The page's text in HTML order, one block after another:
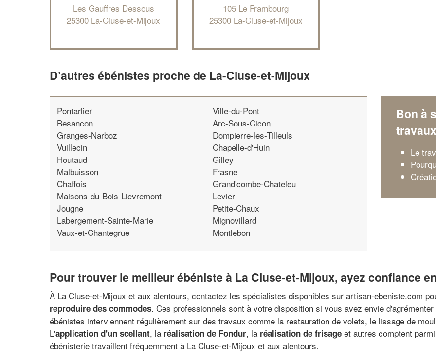
Les Gauffres Dessous
25300 La-Cluse-et-Mijoux
105 Le Frambourg
25300 La-Cluse-et-Mijoux
D’autres ébénistes proche de La-Cluse-et-Mijoux
Pontarlier
Besancon
Granges-Narboz
Vuillecin
Houtaud
Malbuisson
Chaffois
Maisons-du-Bois-Lievremont
Jougne
Labergement-Sainte-Marie
Vaux-et-Chantegrue
Ville-du-Pont
Arc-Sous-Cicon
Dompierre-les-Tilleuls
Chapelle-d'Huin
Gilley
Frasne
Grand'combe-Chateleu
Levier
Petite-Chaux
Mignovillard
Montlebon
Bon à
travaux
Le
Pour trouver le meilleur ébéniste à La Cluse-et-Mijoux, ayez confiance
À La Cluse-et-Mijoux et aux alentours, contactez les spécialistes disponibles sur artisan-ebeniste.com
reproduire des commodes. Ces professionnels sont à votre disposition si vous avez envie
ébénistes interviennent régulièrement sur des travaux comme la restauration de volets, le lissage de
L'application d'un scellant, la réalisation de Fondur, la réalisation de frisage et autres comptent
ébénisterie travaillent fréquemment à La Cluse-et-Mijoux et aux alentours.